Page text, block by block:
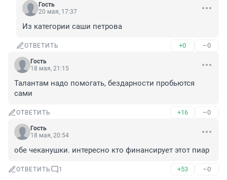
Гость
20 мая, 17:37
Из категории саши петрова
ОТВЕТИТЬ +0 –0
Гость
18 мая, 21:15
Талантам надо помогать, бездарности пробьются
сами
ОТВЕТИТЬ +16 –0
Гость
18 мая, 20:54
обе чеканушки. интересно кто финансирует этот пиар
ОТВЕТИТЬ 1 +53 –0